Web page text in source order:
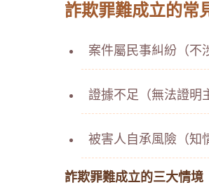
詐欺罪難成立的常
案件屬民事糾紛（不
證據不足（無法證明
被害人自承風險（知
詐欺罪難成立的三大情境